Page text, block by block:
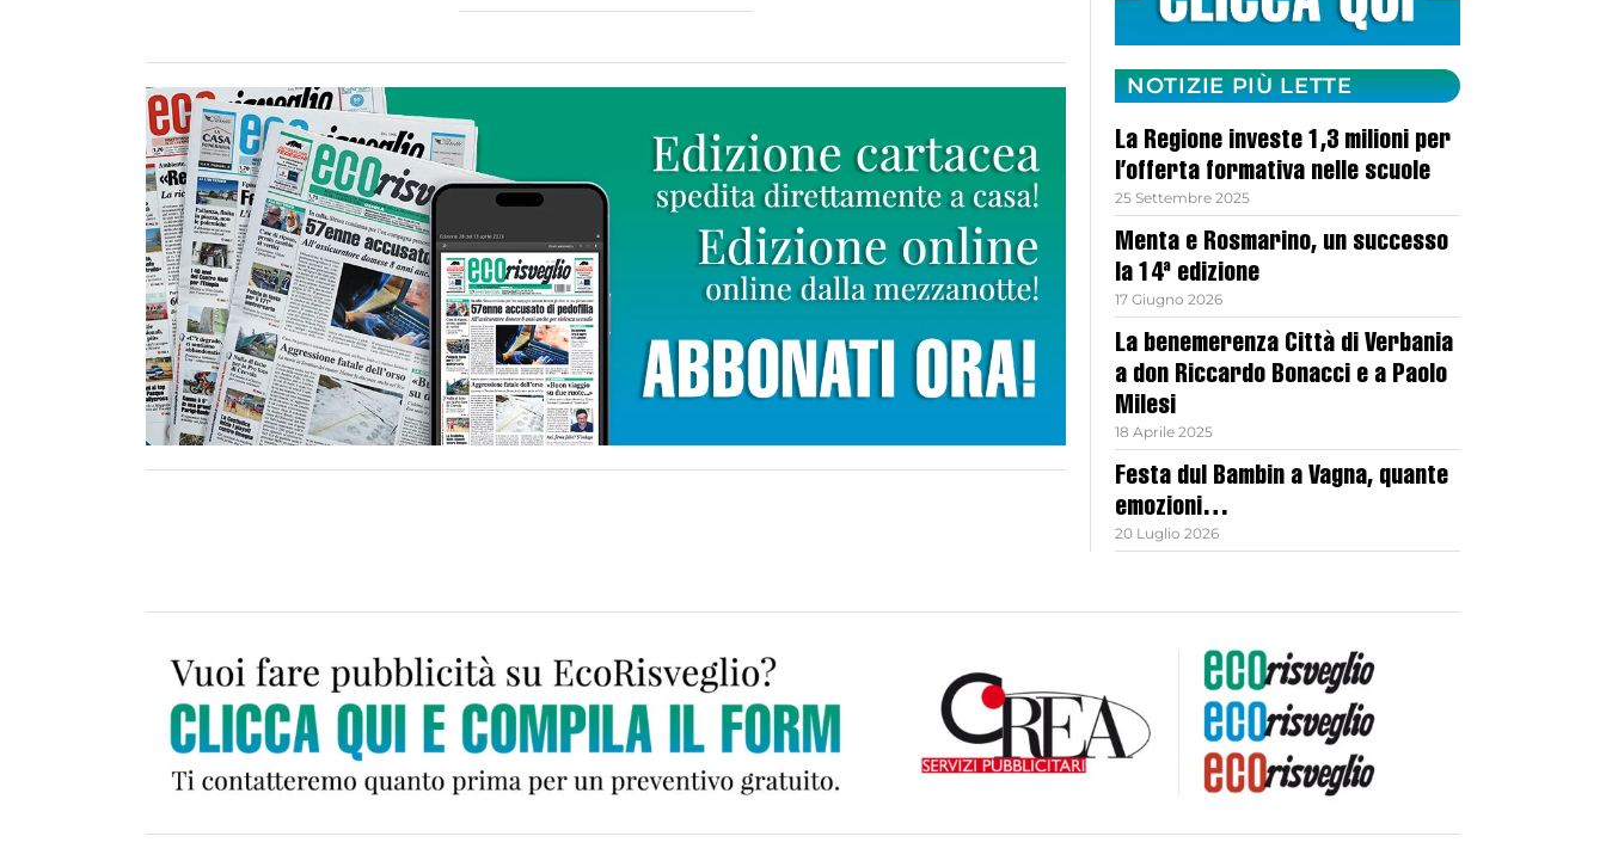
NOTIZIE PIÙ LETTE
La Regione investe 1,3 milioni per
l’offerta formativa nelle scuole
25 Settembre 2025
Menta e Rosmarino, un successo
la 14ª edizione
17 Giugno 2026
La benemerenza Città di Verbania
a don Riccardo Bonacci e a Paolo
Milesi
18 Aprile 2025
Festa dul Bambin a Vagna, quante
emozioni…
20 Luglio 2026